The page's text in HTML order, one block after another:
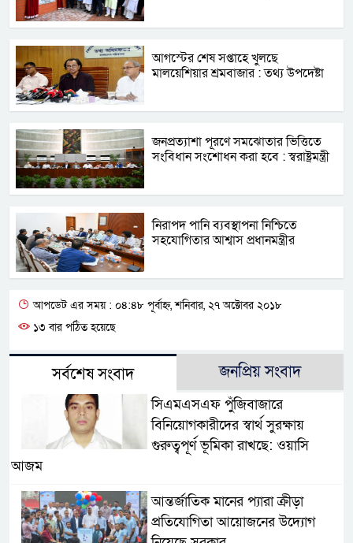
আগস্টের শেষ সপ্তাহে খুলছে
মালয়েশিয়ার শ্রমবাজার : তথ্য উপদেষ্টা
জনপ্রত্যাশা পূরণে সমঝোতার ভিত্তিতে
সংবিধান সংশোধন করা হবে : স্বরাষ্ট্রমন্ত্রী
নিরাপদ পানি ব্যবস্থাপনা নিশ্চিতে
সহযোগিতার আশ্বাস প্রধানমন্ত্রীর
আপডেট এর সময় : ০৪:৪৮ পূর্বাহ্ন, শনিবার, ২৭ অক্টোবর ২০১৮
১৩ বার পঠিত হয়েছে
সর্বশেষ সংবাদ জনপ্রিয় সংবাদ
সিএমএসএফ পুঁজিবাজারে
বিনিয়োগকারীদের স্বার্থ সুরক্ষায়
গুরুত্বপূর্ণ ভূমিকা রাখছে: ওয়াসি
আজম
আন্তর্জাতিক মানের প্যারা ক্রীড়া
প্রতিযোগিতা আয়োজনের উদ্যোগ